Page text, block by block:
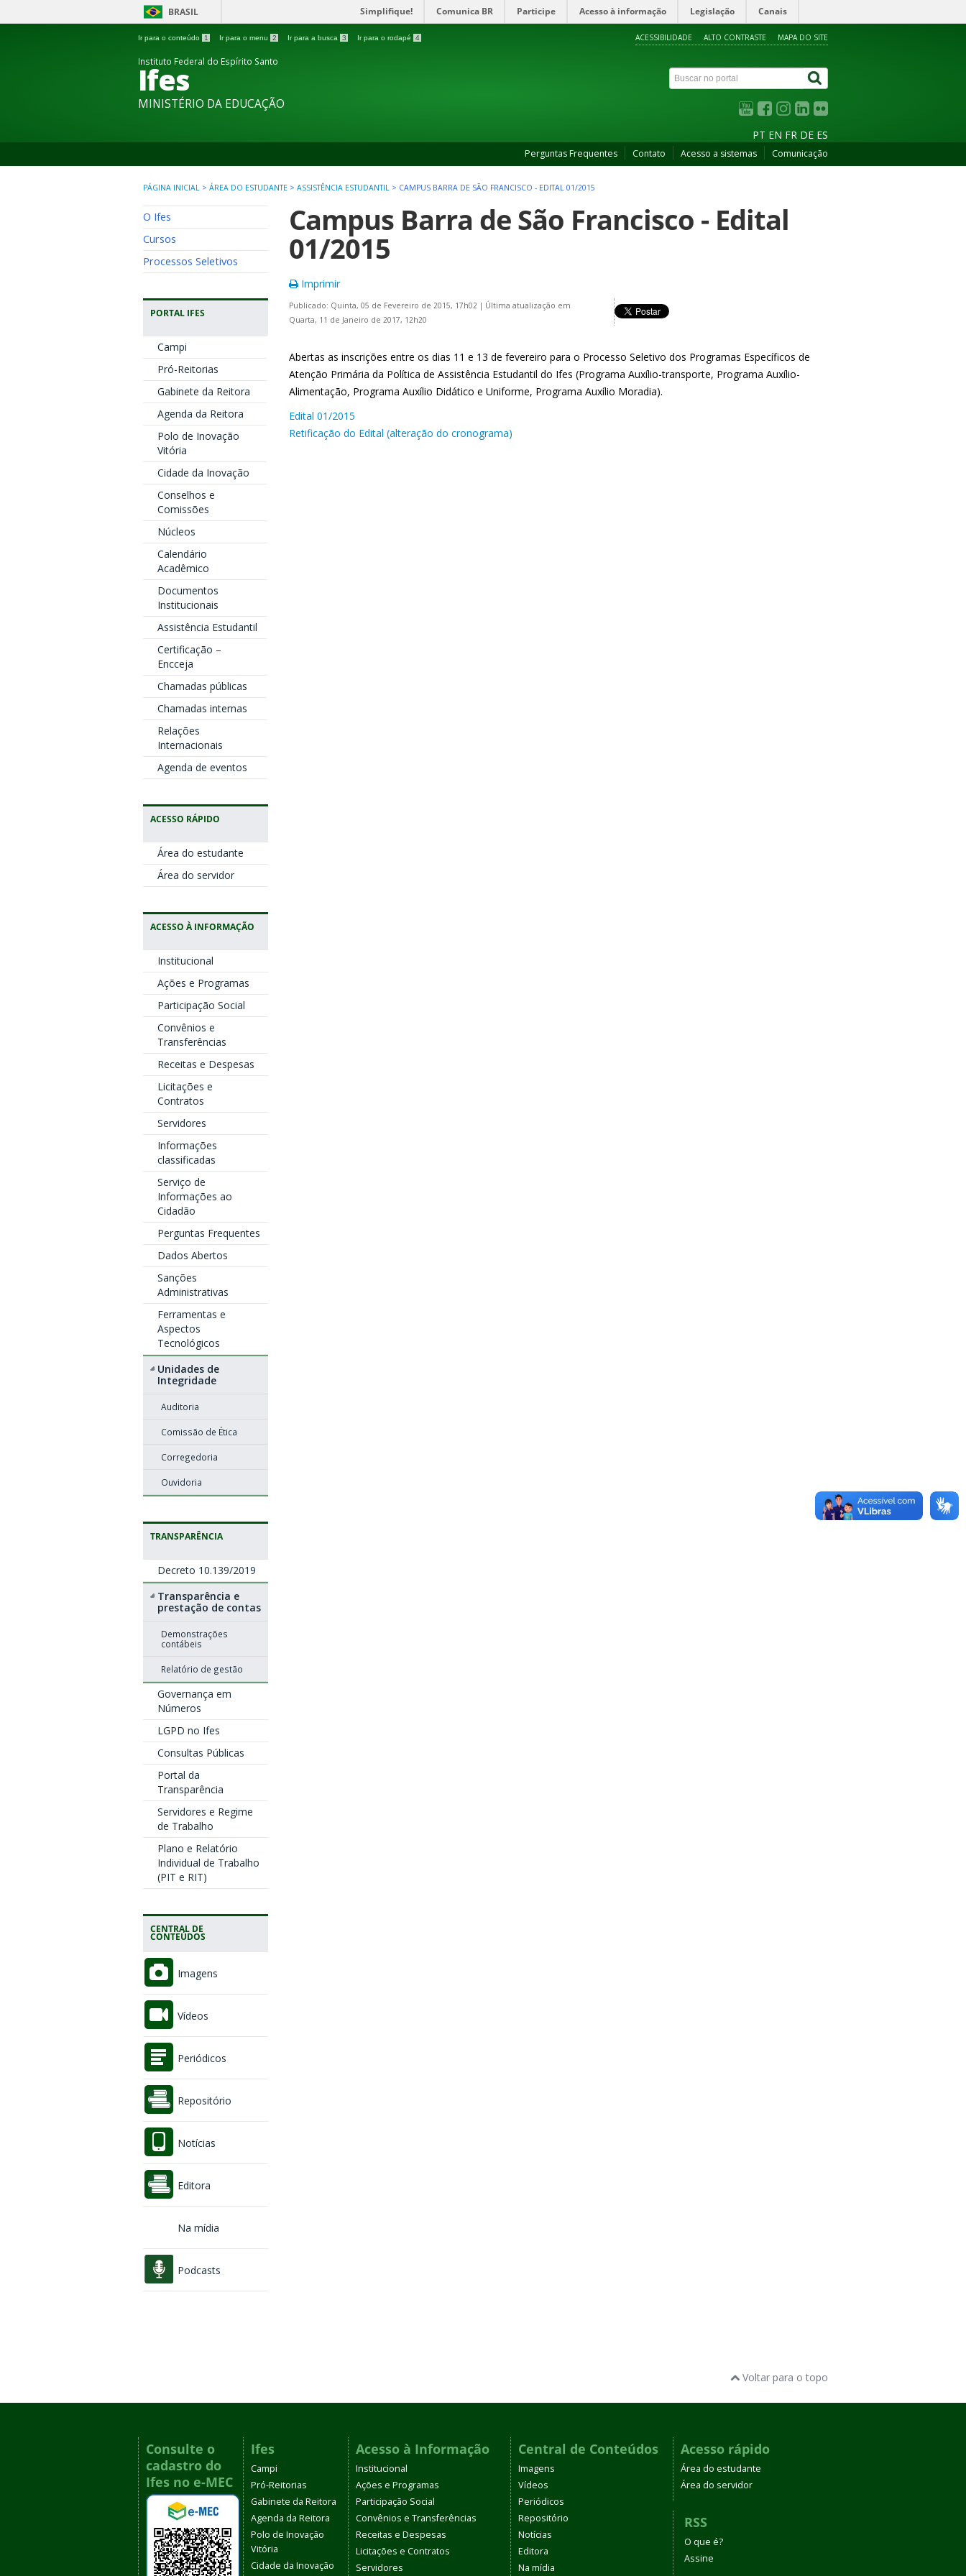
BRASIL Simplifique! Comunica BR Participe Acesso à informação Legislação Canais
Ir para o conteúdo 1 Ir para o menu 2 Ir para a busca 3 Ir para o rodapé 4 ACESSIBILIDADE ALTO CONTRASTE MAPA DO SITE
Instituto Federal do Espírito Santo
Ifes
MINISTÉRIO DA EDUCAÇÃO
PT EN FR DE ES
Perguntas Frequentes Contato Acesso a sistemas Comunicação
PÁGINA INICIAL > ÁREA DO ESTUDANTE > ASSISTÊNCIA ESTUDANTIL > CAMPUS BARRA DE SÃO FRANCISCO - EDITAL 01/2015
O Ifes
Cursos
Processos Seletivos
PORTAL IFES
Campi
Pró-Reitorias
Gabinete da Reitora
Agenda da Reitora
Polo de Inovação
Vitória
Cidade da Inovação
Conselhos e
Comissões
Núcleos
Calendário
Acadêmico
Documentos
Institucionais
Assistência Estudantil
Certificação –
Encceja
Chamadas públicas
Chamadas internas
Relações
Internacionais
Agenda de eventos
ACESSO RÁPIDO
Área do estudante
Área do servidor
ACESSO À INFORMAÇÃO
Institucional
Ações e Programas
Participação Social
Convênios e
Transferências
Receitas e Despesas
Licitações e
Contratos
Servidores
Informações
classificadas
Serviço de
Informações ao
Cidadão
Perguntas Frequentes
Dados Abertos
Sanções
Administrativas
Ferramentas e
Aspectos
Tecnológicos
Unidades de
Integridade
Auditoria
Comissão de Ética
Corregedoria
Ouvidoria
TRANSPARÊNCIA
Decreto 10.139/2019
Transparência e
prestação de contas
Demonstrações
contábeis
Relatório de gestão
Governança em
Números
LGPD no Ifes
Consultas Públicas
Portal da
Transparência
Servidores e Regime
de Trabalho
Plano e Relatório
Individual de Trabalho
(PIT e RIT)
CENTRAL DE
CONTEÚDOS
Imagens
Vídeos
Periódicos
Repositório
Notícias
Editora
Na mídia
Podcasts
Campus Barra de São Francisco - Edital
01/2015
Imprimir
Publicado: Quinta, 05 de Fevereiro de 2015, 17h02 | Última atualização em
Quarta, 11 de Janeiro de 2017, 12h20
Abertas as inscrições entre os dias 11 e 13 de fevereiro para o Processo Seletivo dos Programas Específicos de
Atenção Primária da Política de Assistência Estudantil do Ifes (Programa Auxílio-transporte, Programa Auxílio-
Alimentação, Programa Auxílio Didático e Uniforme, Programa Auxílio Moradia).
Edital 01/2015
Retificação do Edital (alteração do cronograma)
Voltar para o topo
Consulte o
cadastro do
Ifes no e-MEC
Ifes
Campi
Pró-Reitorias
Gabinete da Reitora
Agenda da Reitora
Polo de Inovação
Vitória
Cidade da Inovação
Acesso à Informação
Institucional
Ações e Programas
Participação Social
Convênios e Transferências
Receitas e Despesas
Licitações e Contratos
Servidores
Central de Conteúdos
Imagens
Vídeos
Periódicos
Repositório
Notícias
Editora
Na mídia
Acesso rápido
Área do estudante
Área do servidor
RSS
O que é?
Assine